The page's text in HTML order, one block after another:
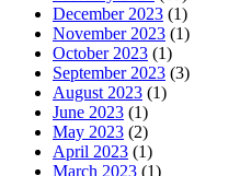
December 2023 (1)
November 2023 (1)
October 2023 (1)
September 2023 (3)
August 2023 (1)
June 2023 (1)
May 2023 (2)
April 2023 (1)
March 2023 (1)